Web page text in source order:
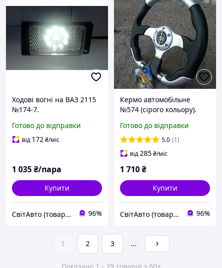
Ходові вогні на ВАЗ 2115
№174-7.
Готово до відправки
від 172₴/міс
1 035₴/пара
Купити
СвітАвто (товари для тюнінгу автомобілів ВАЗ) 96%
Кермо автомобільне
№574 (сірого кольору).
Готово до відправки
5.0 (1)
від285₴/міс
1 710₴
Купити
СвітАвто (товари для тюнінгу автомобілів ВАЗ) 96%
1 2 3 ...